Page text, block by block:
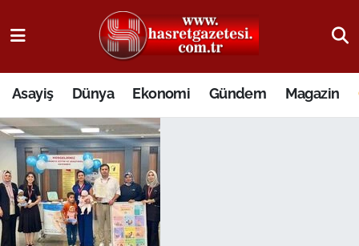
Asayiş Dünya Ekonomi Gündem Magazin
Osmaniye Nöbetçi Eczaneler
Osmaniye Hava Durumu
Osmaniye Trafik Yoğunluk Haritası
Süper Lig Puan Durumu ve Fikstür
Tüm Manşetler